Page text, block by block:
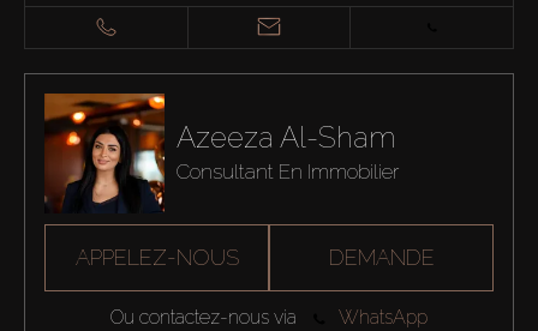
Azeeza Al-Sham
Consultant En Immobilier
APPELEZ-NOUS DEMANDE
Ou contactez-nous via WhatsApp